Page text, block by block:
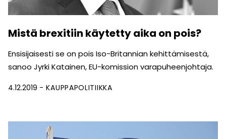
Mistä brexitiin käytetty aika on pois?
Ensisijaisesti se on pois Iso-Britannian kehittämisestä,
sanoo Jyrki Katainen, EU-komission varapuheenjohtaja.
4.12.2019 KAUPPAPOLITIIKKA